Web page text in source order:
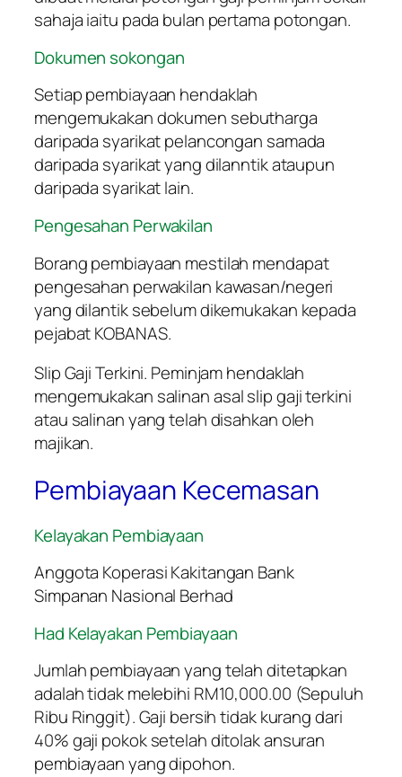
sahaja iaitu pada bulan pertama potongan.
Dokumen sokongan
Setiap pembiayaan hendaklah
mengemukakan dokumen sebutharga
daripada syarikat pelancongan samada
daripada syarikat yang dilanntik ataupun
daripada syarikat lain.
Pengesahan Perwakilan
Borang pembiayaan mestilah mendapat
pengesahan perwakilan kawasan/negeri
yang dilantik sebelum dikemukakan kepada
pejabat KOBANAS.
Slip Gaji Terkini. Peminjam hendaklah
mengemukakan salinan asal slip gaji terkini
atau salinan yang telah disahkan oleh
majikan.
Pembiayaan Kecemasan
Kelayakan Pembiayaan
Anggota Koperasi Kakitangan Bank
Simpanan Nasional Berhad
Had Kelayakan Pembiayaan
Jumlah pembiayaan yang telah ditetapkan
adalah tidak melebihi RM10,000.00 (Sepuluh
Ribu Ringgit). Gaji bersih tidak kurang dari
40% gaji pokok setelah ditolak ansuran
pembiayaan yang dipohon.